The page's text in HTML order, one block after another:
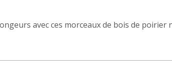
avec ces morceaux de bois de poirier